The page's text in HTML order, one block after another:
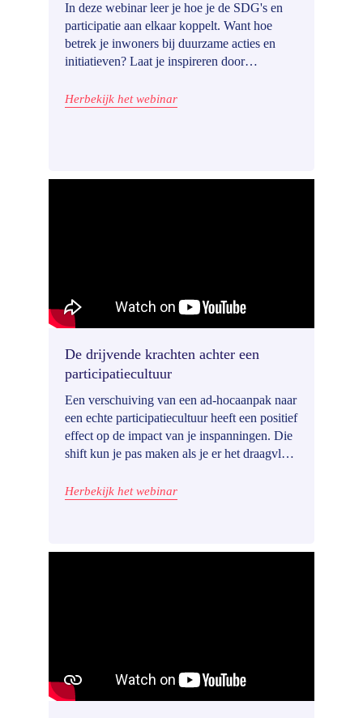
In deze webinar leer je hoe je de SDG's en
participatie aan elkaar koppelt. Want hoe
betrek je inwoners bij duurzame acties en
initiatieven? Laat je inspireren door
Belgische stad Leuven.
Herbekijk het webinar
De drijvende krachten achter een
participatiecultuur
Een verschuiving van een ad-hocaanpak naar
een echte participatiecultuur heeft een positief
effect op de impact van je inspanningen. Die
shift kun je pas maken als je er het draagvlak
en inwoners voldoende en betere
Herbekijk het webinar